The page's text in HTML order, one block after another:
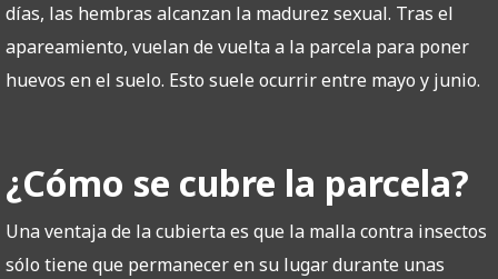
días, las hembras alcanzan la madurez sexual. Tras el
apareamiento, vuelan de vuelta a la parcela para poner
huevos en el suelo. Esto suele ocurrir entre mayo y junio.
¿Cómo se cubre la parcela?
Una ventaja de la cubierta es que la malla contra insectos
sólo tiene que permanecer en su lugar durante unas